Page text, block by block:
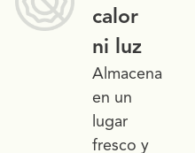
calor
ni luz
Almacena
en un
lugar
fresco y